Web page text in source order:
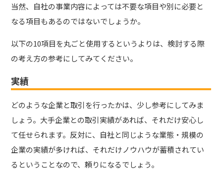
当然、自社の事業内容によっては不要な項目や別に必要と
なる項目もあるのではないでしょうか。
以下の10項目を丸ごと使用するというよりは、検討する際
の考え方の参考にしてみてください。
実績
どのような企業と取引を行ったかは、少し参考にしてみま
しょう。大手企業との取引実績があれば、それだけ安心し
て任せられます。反対に、自社と同じような業態・規模の
企業の実績が多ければ、それだけノウハウが蓄積されてい
るということなので、頼りになるでしょう。